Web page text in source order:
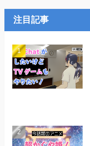
カ
イ
ブ
注目記事